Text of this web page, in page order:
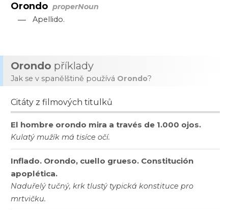
Orondo properNoun
— Apellido.
Orondo příklady
Jak se v spanělštině používá Orondo?
Citáty z filmových titulků
El hombre orondo mira a través de 1.000 ojos.
Kulatý mužík má tisíce očí.
Inflado. Orondo, cuello grueso. Constitución
apoplética.
Naduřelý tučný, krk tlustý typická konstituce pro
mrtvičku.